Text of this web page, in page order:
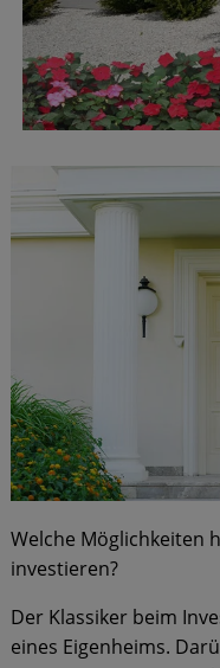
Welche Möglichkeiten
investieren?
Der Klassiker beim
eines Eigenheims.